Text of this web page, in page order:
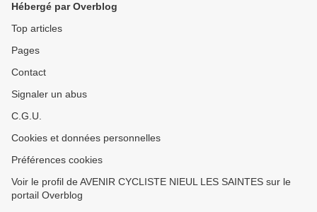
Hébergé par Overblog
Top articles
Pages
Contact
Signaler un abus
C.G.U.
Cookies et données personnelles
Préférences cookies
Voir le profil de AVENIR CYCLISTE NIEUL LES SAINTES sur le
portail Overblog